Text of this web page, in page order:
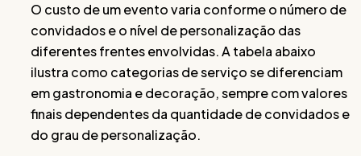
O custo de um evento varia conforme o número de
convidados e o nível de personalização das
diferentes frentes envolvidas. A tabela abaixo
ilustra como categorias de serviço se diferenciam
em gastronomia e decoração, sempre com valores
finais dependentes da quantidade de convidados e
do grau de personalização.